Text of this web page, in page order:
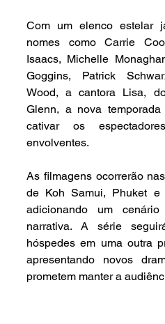
Com um elenco estelar
nomes como Carrie
Isaacs, Michelle
Goggins, Patrick
Wood, a cantora Lisa,
Glenn, a nova
cativar os
envolventes.
As filmagens ocorrerão
de Koh Samui, Phuket e
adicionando um
narrativa. A série
hóspedes em uma outra
apresentando novos
prometem manter a